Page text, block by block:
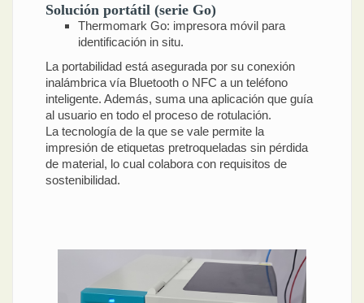
Solución portátil (serie Go)
Thermomark Go: impresora móvil para
identificación in situ.
La portabilidad está asegurada por su conexión
inalámbrica vía Bluetooth o NFC a un teléfono
inteligente. Además, suma una aplicación que guía
al usuario en todo el proceso de rotulación.
La tecnología de la que se vale permite la
impresión de etiquetas pretroqueladas sin pérdida
de material, lo cual colabora con requisitos de
sostenibilidad.